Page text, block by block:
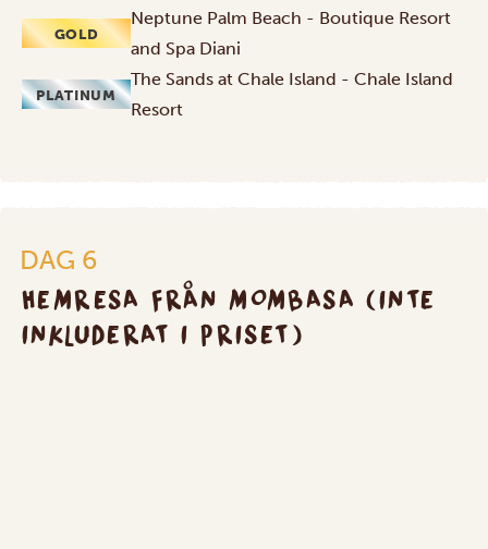
GOLD
Neptune Palm Beach - Boutique Resort
and Spa Diani
PLATINUM
The Sands at Chale Island - Chale Island
Resort
DAG 6
HEMRESA FRÅN MOMBASA (INTE
INKLUDERAT I PRISET)
(inte
inkluderat
i
priset)